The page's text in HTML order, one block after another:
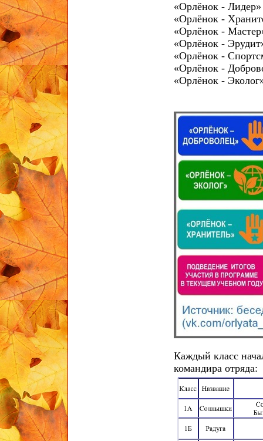
«Орлёнок - Лидер»
«Орлёнок -
«Орлёнок -
«Орлёнок -
«Орлёнок -
«Орлёнок -
«Орлёнок -
Каждый класс
командира отряда: